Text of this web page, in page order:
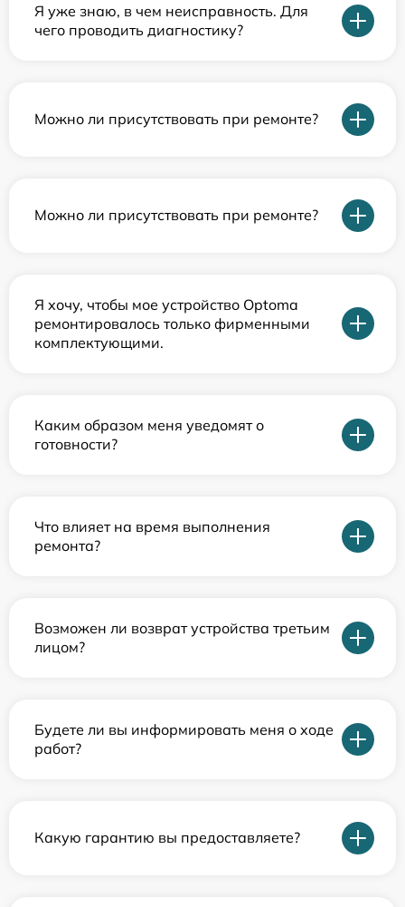
Я уже знаю, в чем неисправность. Для
чего проводить диагностику?
Можно ли присутствовать при ремонте?
Можно ли присутствовать при ремонте?
Я хочу, чтобы мое устройство Optoma
ремонтировалось только фирменными
комплектующими.
Каким образом меня уведомят о
готовности?
Что влияет на время выполнения
ремонта?
Возможен ли возврат устройства третьим
лицом?
Будете ли вы информировать меня о ходе
работ?
Какую гарантию вы предоставляете?